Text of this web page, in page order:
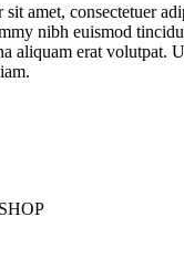
amet, consectetuer
nibh euismod
aliquam erat volutpat.